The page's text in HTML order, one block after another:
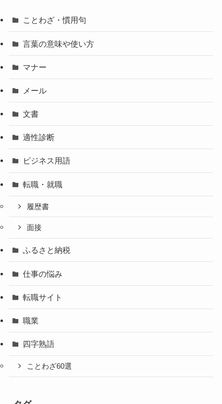
ことわざ・慣用句
言葉の意味や使い方
マナー
メール
文書
適性診断
ビジネス用語
転職・就職
履歴書
面接
ふるさと納税
仕事の悩み
転職サイト
職業
四字熟語
ことわざ60選